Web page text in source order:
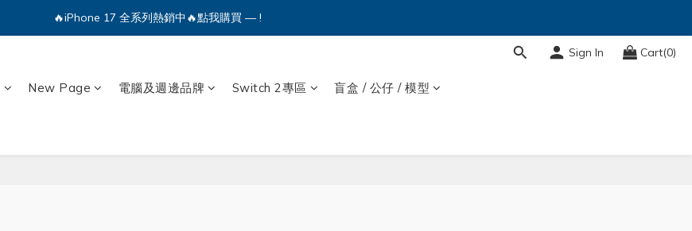
🔥iPhone 17 全系列熱銷中🔥點我購買 — !
🔥iPhone 17 全系列熱銷中🔥點我購買 — !
🔥iPhone 17 全系列熱銷中🔥點我購買 — !
Sign In Cart(0)
New Page 電腦及週邊品牌 Switch 2專區 盲盒 / 公仔 / 模型